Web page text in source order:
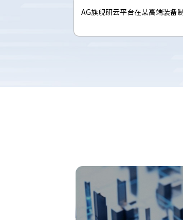
某风电制造厂线边搬运解决方案